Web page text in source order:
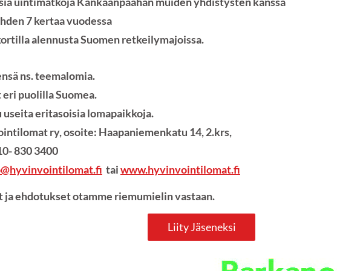
7 kertaa vuodessa
alennusta Suomen retkeilymajoissa.
ns. teemalomia.
sijaitsevat eri puolilla Suomea.
eritasoisia lomapaikkoja.
ry, osoite: Haapaniemenkatu 14, 2.krs,
830 3400
taiwww.hyvinvointilomat.fi
ehdotukset otamme riemumielin vastaan.
Liity Jäseneksi